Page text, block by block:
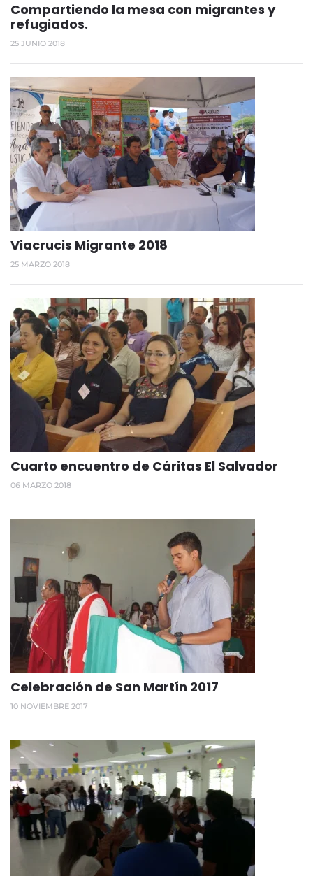
Compartiendo la mesa con migrantes y
refugiados.
25 JUNIO 2018
Viacrucis Migrante 2018
25 MARZO 2018
Cuarto encuentro de Cáritas El Salvador
06 MARZO 2018
Celebración de San Martín 2017
10 NOVIEMBRE 2017